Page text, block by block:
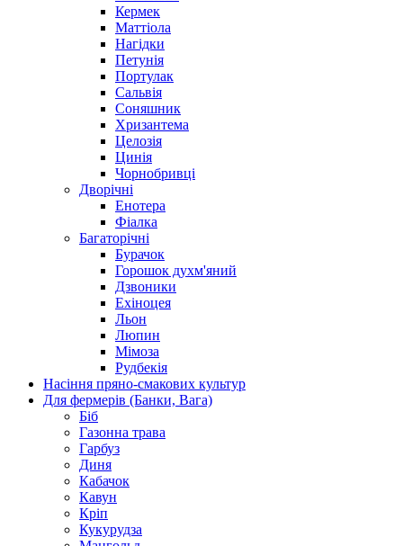
Кермек
Маттіола
Нагідки
Петунія
Портулак
Сальвія
Соняшник
Хризантема
Целозія
Цинія
Чорнобривці
Дворічні
Енотера
Фіалка
Багаторічні
Бурачок
Горошок духм'яний
Дзвоники
Ехіноцея
Льон
Люпин
Мімоза
Рудбекія
Насіння пряно-смакових культур
Для фермерів (Банки, Вага)
Біб
Газонна трава
Гарбуз
Диня
Кабачок
Кавун
Кріп
Кукурудза